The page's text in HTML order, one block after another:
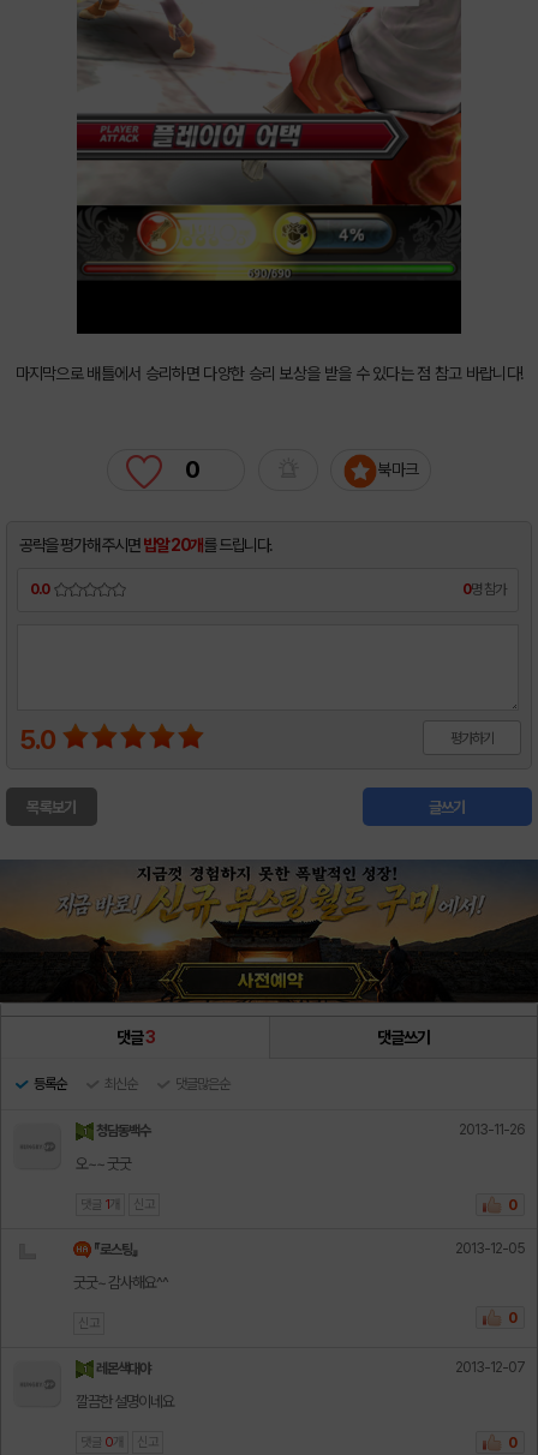
마지막으로 배틀에서 승리하면 다양한 승리 보상을 받을 수 있다는 점 참고 바랍니다!
0 북마크
공략을 평가해 주시면밥알 20개를 드립니다.
0.0 0명 참가
5.0 평가하기
목록보기 글쓰기
댓글3 댓글쓰기
등록순 최신순 댓글많은순
청담동백수 2013-11-26
오~~ 굿굿
댓글 1 개 신고 0
『로스팅』 2013-12-05
굿굿~ 감사해요^^
신고 0
레몬색대야 2013-12-07
깔끔한 설명이네요
댓글 0 개 신고 0